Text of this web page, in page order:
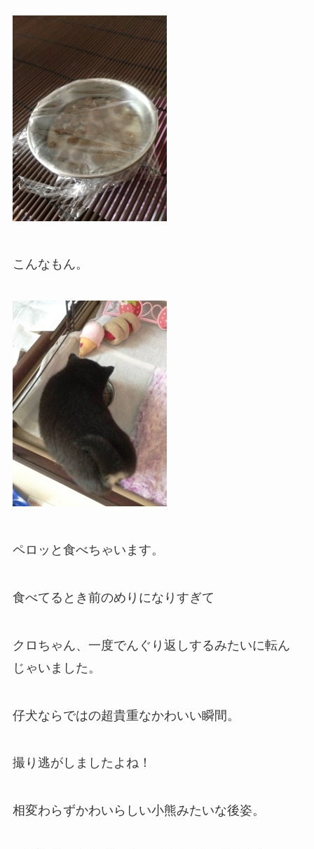
こんなもん。
ペロッと食べちゃいます。
食べてるとき前のめりになりすぎて
クロちゃん、一度でんぐり返しするみたいに転ん
じゃいました。
仔犬ならではの超貴重なかわいい瞬間。
撮り逃がしましたよね！
相変わらずかわいらしい小熊みたいな後姿。